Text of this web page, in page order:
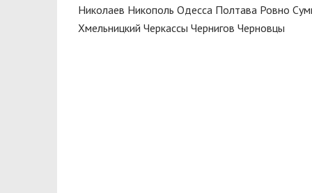
Прокладка головки блока
цилиндров
SATO Tech
Николаев Никополь Одесса Полтава Ровно
Хмельницкий Черкассы Чернигов Черновцы